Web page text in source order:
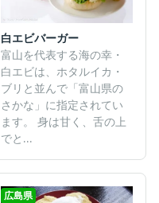
白エビバーガー
富山を代表する海の幸・
白エビは、ホタルイカ・
ブリと並んで「富山県の
さかな」に指定されてい
ます。 身は甘く、舌の上
でと...
広島県